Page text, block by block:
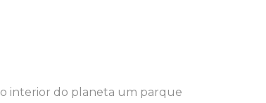
interior do planeta um parque